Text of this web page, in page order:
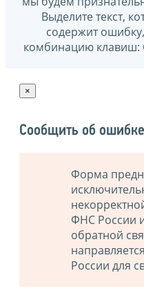
Выделите текст,
содержит
комбинацию клавиш:
×
Сообщить об ошибке
Форма
ФНС России
обратной
России для